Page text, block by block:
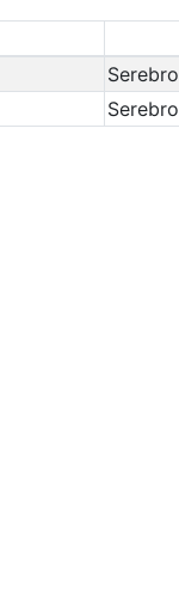
Serebro
Serebro